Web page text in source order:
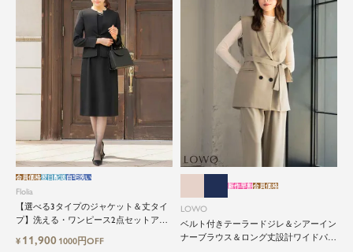
Flolia
【選べる3タイプのジャケット＆丈タイ
プ】洗える・ワンピース2点セットアッ
会員価格翌日配送自宅洗い
¥ 11,900 1000円OFF
LOWO
ベルト付きテーラードジレ＆シアーイン
ナーブラウス＆ロング丈設計ワイドパン
新作早割会員価格